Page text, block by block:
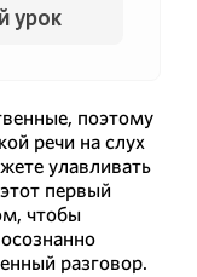
урок
поэтому
речи на слух
улавливать
первый
чтобы
разговор.